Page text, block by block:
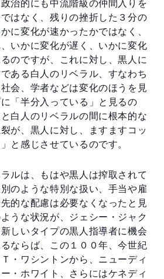
治的にも中流階級の仲間入りを
はなく、残りの挫折した３分の
に変化が速かったかではなく、
いかに変化が遅く、いかに変化
のですが、これに対し、黒人に
ある白人のリベラル、すなわち
会、学者などは変化のほうを見
「半分入っている」と見るの
白人のリベラルの間に根本的な
が、黒人に対し、ますますコッ
と感じさせているのです。
ルは、もはや黒人は搾取されて
のような特別な扱い、手当や雇
的な配慮は必要なくなったと見
うな状況が、ジェシー・ジャク
しいタイプの黒人指導者に機会
ならば、この１００年、今世紀
・ワシントンから、ニューディ
・ホワイト、さらにはケネディ